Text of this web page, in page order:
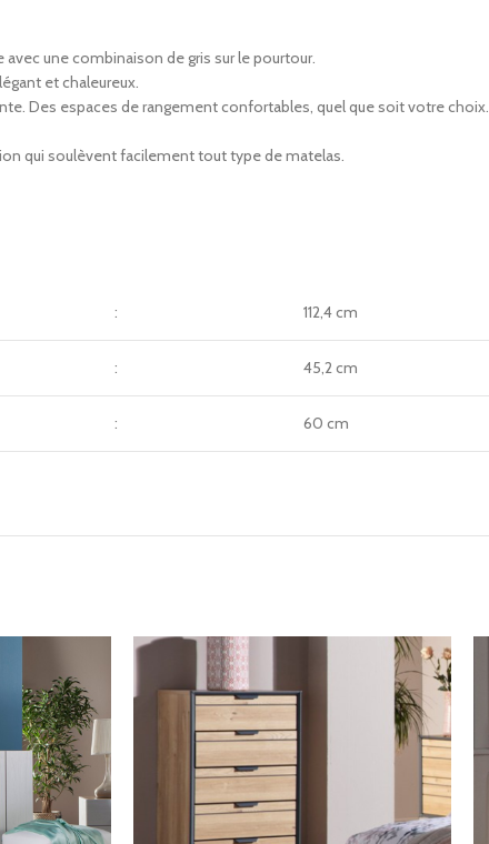
une combinaison de gris sur le pourtour.
et chaleureux.
Des espaces de rangement confortables, quel que soit votre choix.
qui soulèvent facilement tout type de matelas.
: 112,4 cm
: 45,2 cm
: 60 cm